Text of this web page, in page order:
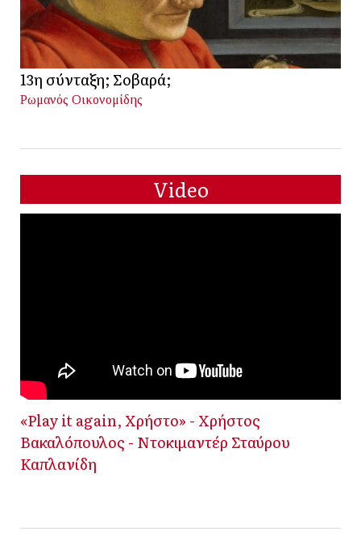
13η σύνταξη; Σοβαρά;
Ρωμανός Οικονομίδης
Video
«Play it again, Χρήστο» - Χρήστος
Βακαλόπουλος - Ντοκιμαντέρ Σταύρου
Καπλανίδη